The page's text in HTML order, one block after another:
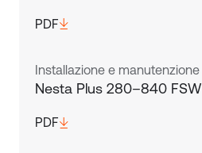
PDF
Installazione e manutenzione
Nesta Plus 280–840 FSW
PDF